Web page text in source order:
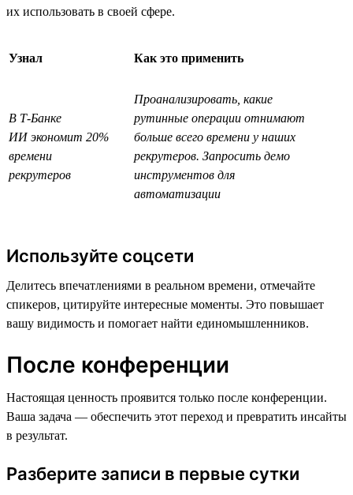
их использовать в своей сфере.
Узнал Как это применить
В Т-Банке
ИИ экономит 20%
времени
рекрутеров
Проанализировать, какие
рутинные операции отнимают
больше всего времени у наших
рекрутеров. Запросить демо
инструментов для
автоматизации
Используйте соцсети
Делитесь впечатлениями в реальном времени, отмечайте
спикеров, цитируйте интересные моменты. Это повышает
вашу видимость и помогает найти единомышленников.
После конференции
Настоящая ценность проявится только после конференции.
Ваша задача — обеспечить этот переход и превратить инсайты
в результат.
Разберите записи в первые сутки